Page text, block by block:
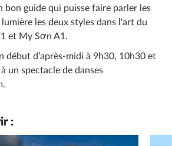
bon guide qui puisse faire parler les
les deux styles dans l'art du
et My Sơn A1.
début d’après-midi à 9h30, 10h30 et
un spectacle de danses
: